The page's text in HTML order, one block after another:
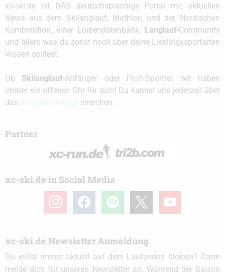
xc-ski.de ist DAS deutschsprachige Portal mit aktuellen
News aus dem Skilanglauf, Biathlon und der Nordischen
Kombination, einer Loipendatenbank, Langlauf-Community
und allem was du sonst noch über deine Lieblingssportarten
wissen solltest.
Ob Skilanglauf-Anfänger oder Profi-Sportler, wir haben
immer ein offenes Ohr für dich! Du kannst uns jederzeit über
das
erreichen.
Partner
xc-ski.de in Social Media
instagramfacebook spotify youtube
xc-ski.de Newsletter Anmeldung
Du willst immer aktuell auf dem Laufenden bleiben? Dann
melde dich für unseren Newsletter an. Während der Saison